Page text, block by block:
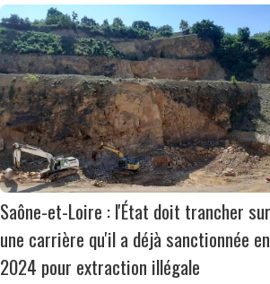
Saône-et-Loire : l'État doit trancher sur
une carrière qu'il a déjà sanctionnée en
2024 pour extraction illégale